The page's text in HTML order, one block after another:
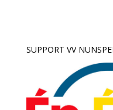
SUPPORT VV